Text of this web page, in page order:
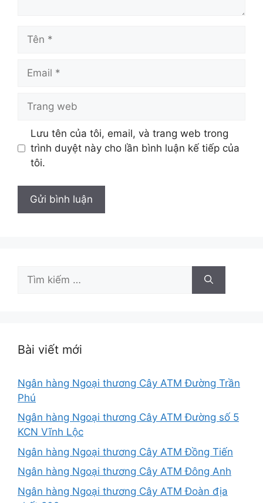
Tên
Email
Trang
Lưu tên của tôi, email, và trang web trong
trình duyệt này cho lần bình luận kế tiếp của
tôi.
Tìm
kiếm
Bài viết mới
Ngân hàng Ngoại thương Cây ATM Đường Trần
Phú
Ngân hàng Ngoại thương Cây ATM Đường số 5
KCN Vĩnh Lộc
Ngân hàng Ngoại thương Cây ATM Đồng Tiến
Ngân hàng Ngoại thương Cây ATM Đông Anh
Ngân hàng Ngoại thương Cây ATM Đoàn địa